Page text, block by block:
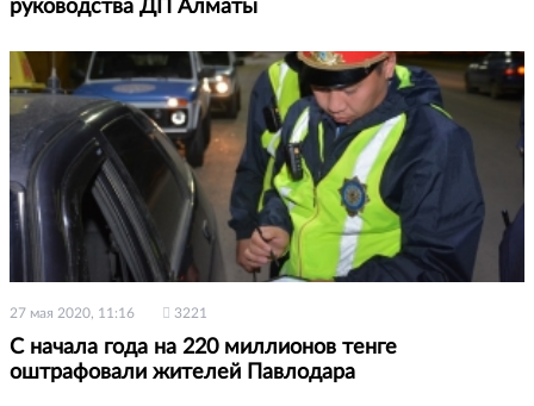
руководства ДП Алматы
27 мая 2020, 11:16 3221
С начала года на 220 миллионов тенге
оштрафовали жителей Павлодара